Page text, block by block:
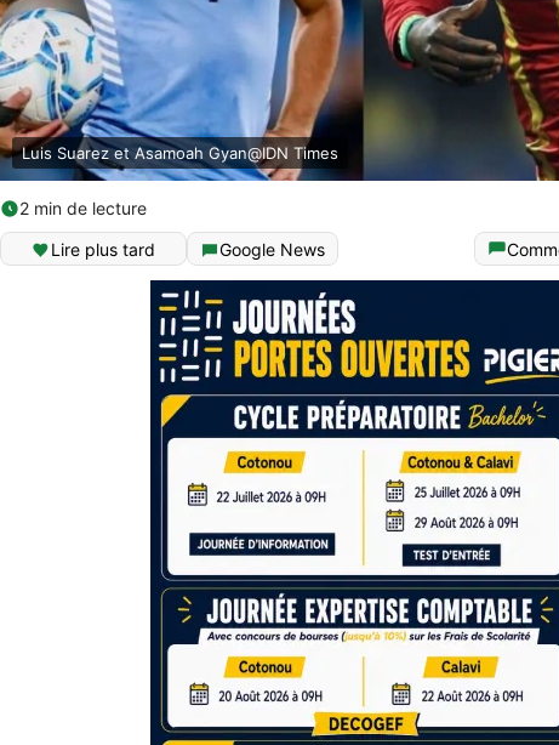
Luis Suarez et Asamoah Gyan@IDN Times
2 min de lecture
Lire plus tard
Google News